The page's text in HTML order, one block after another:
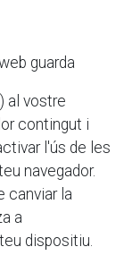
guarda
al vostre
contingut i
l'ús de les
navegador.
canviar la
a
dispositiu.